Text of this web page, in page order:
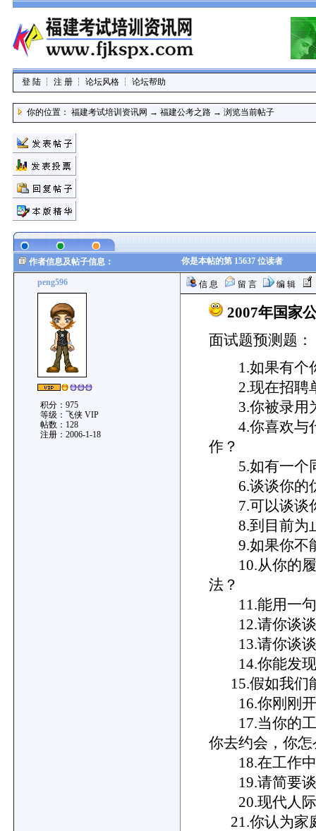
登 陆 ┆ 注 册 ┆ 论坛风格 ┆ 论坛帮助
你的位置： 福建考试培训资讯网 → 福建公考之路 → 浏览当前帖子
作者信息及帖子信息： 你是本帖的第 15637 位读者
peng596
积分：975
等级：飞侠 VIP
帖数：128
注册：2006-1-18
信 息 留 言 编 辑
2007年国家
面试题预测题：
1.如果有个你
2.现在招聘单
3.你被录用为
4.你喜欢与什
作？
5.如有一个同
6.谈谈你的
7.可以谈谈你
8.到目前为
9.如果你不能
10.从你的履
法？
11.能用一句
12.请你谈谈
13.请你谈谈
14.你能发现
15.假如我们
16.你刚刚开
17.当你的工
你去约会，你
18.在工作中
19.请简要谈
20.现代人际
21.你认为家